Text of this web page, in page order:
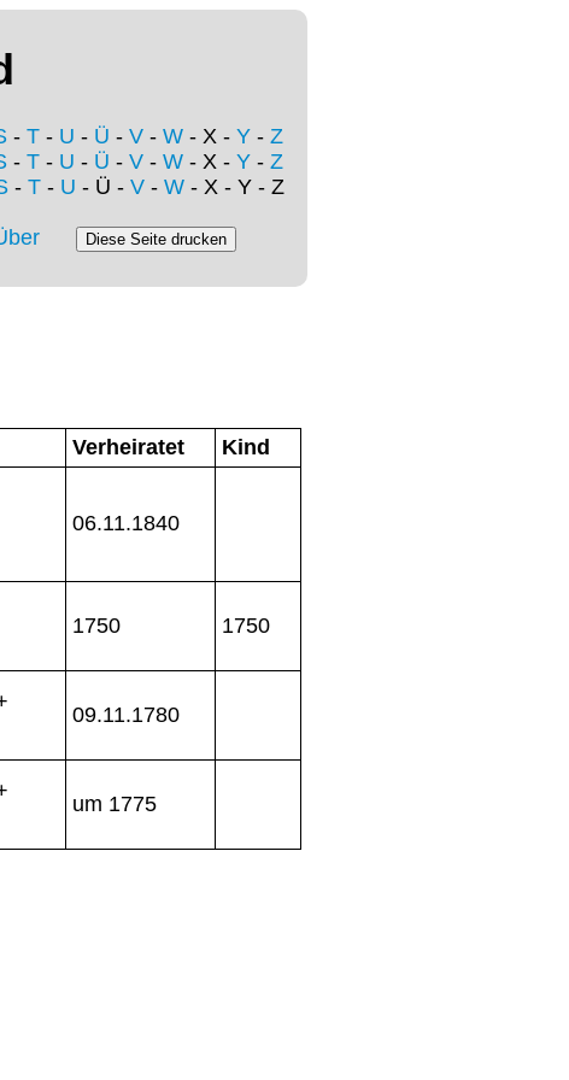
- T - U - Ü - V - W - X - Y - Z
- T - U - Ü - V - W - X - Y - Z
- T- U - Ü - V- W- X - Y - Z
Verheiratet
Kind
06.11.1840
1750 1750
09.11.1780
um 1775